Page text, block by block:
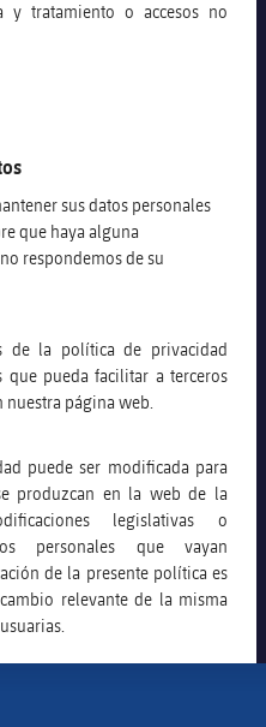
y tratamiento o accesos no
sus datos personales
que haya alguna
respondemos de su
de la política de privacidad
que pueda facilitar a terceros
página web.
puede ser modificada para
produzcan en la web de la
legislativas o
personales que vayan
de la presente política es
relevante de la misma